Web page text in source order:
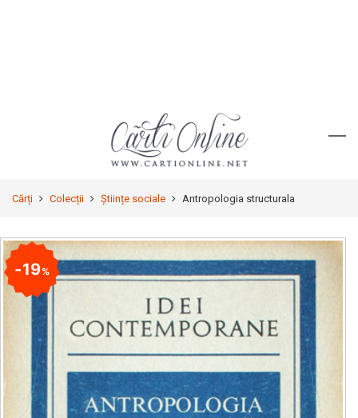
Cărți Colecții Științe sociale Antropologia structurala
19%